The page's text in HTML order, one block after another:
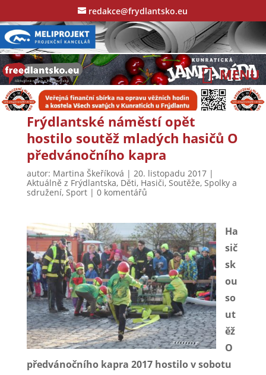
redakce@frydlantsko.eu
Frýdlantské náměstí opět
hostilo soutěž mladých hasičů O
předvánočního kapra
autor: Martina Škeříková | 20. listopadu 2017|
Aktuálně z Frýdlantska, Děti, Hasiči, Soutěže, Spolky a
sdružení, Sport| 0 komentářů
Ha
sič
sk
ou
so
ut
ěž
O
předvánočního kapra 2017 hostilo v sobotu